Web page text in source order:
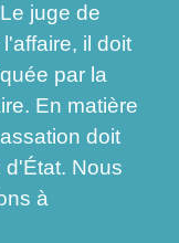
juge de
il doit
par la
En matière
doit
Nous
à